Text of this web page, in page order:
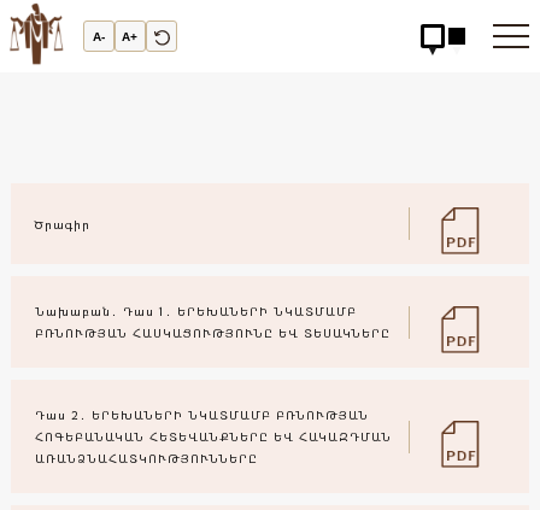
Արդարադատության
Ակադեմիա
A- A+
Ծրագիր
Նախաբան․ Դաս 1․ ԵՐԵԽԱՆԵՐԻ ՆԿԱՏՄԱՄԲ
ԲՌՆՈՒԹՅԱՆ ՀԱՍԿԱՑՈՒԹՅՈՒՆԸ ԵՎ ՏԵՍԱԿՆԵՐԸ
Դաս 2․ ԵՐԵԽԱՆԵՐԻ ՆԿԱՏՄԱՄԲ ԲՌՆՈՒԹՅԱՆ
ՀՈԳԵԲԱՆԱԿԱՆ ՀԵՏԵՎԱՆՔՆԵՐԸ ԵՎ ՀԱԿԱԶԴՄԱՆ
ԱՌԱՆՁՆԱՀԱՏԿՈՒԹՅՈՒՆՆԵՐԸ